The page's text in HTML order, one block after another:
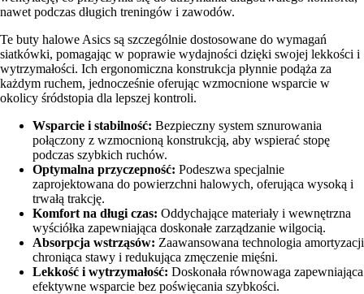
nawet podczas długich treningów i zawodów.
Te buty halowe Asics są szczególnie dostosowane do wymagań
siatkówki, pomagając w poprawie wydajności dzięki swojej lekkości i
wytrzymałości. Ich ergonomiczna konstrukcja płynnie podąża za
każdym ruchem, jednocześnie oferując wzmocnione wsparcie w
okolicy śródstopia dla lepszej kontroli.
Wsparcie i stabilność: Bezpieczny system sznurowania
połączony z wzmocnioną konstrukcją, aby wspierać stopę
podczas szybkich ruchów.
Optymalna przyczepność: Podeszwa specjalnie
zaprojektowana do powierzchni halowych, oferująca wysoką i
trwałą trakcję.
Komfort na długi czas: Oddychające materiały i wewnętrzna
wyściółka zapewniająca doskonałe zarządzanie wilgocią.
Absorpcja wstrząsów: Zaawansowana technologia amortyzacji
chroniąca stawy i redukująca zmęczenie mięśni.
Lekkość i wytrzymałość: Doskonała równowaga zapewniająca
efektywne wsparcie bez poświęcania szybkości.